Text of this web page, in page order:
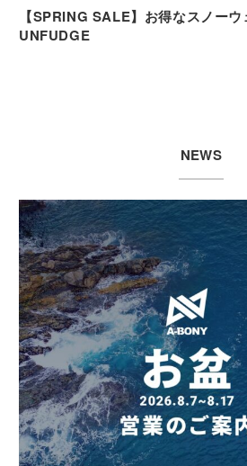
【SPRING SALE】お得なスノーウ
UNFUDGE
NEWS